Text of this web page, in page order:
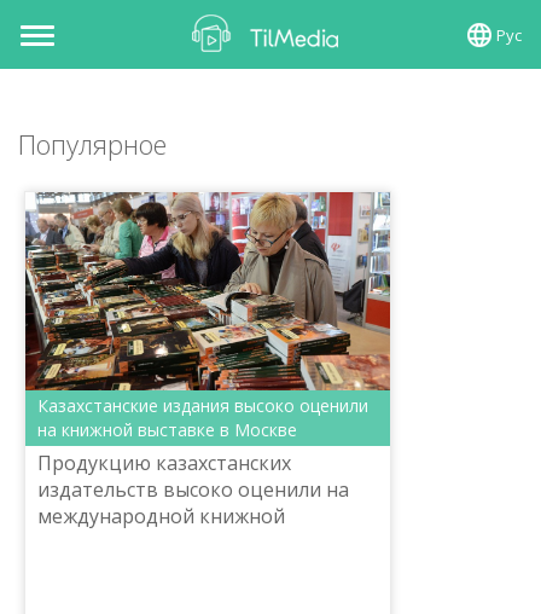
Toggle
navigation
Рус
Популярное
Казахстанские издания высоко оценили
на книжной выставке в Москве
Продукцию казахстанских
издательств высоко оценили на
международной книжной